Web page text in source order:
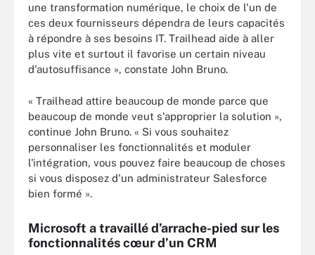
une transformation numérique, le choix de l'un de
ces deux fournisseurs dépendra de leurs capacités
à répondre à ses besoins IT. Trailhead aide à aller
plus vite et surtout il favorise un certain niveau
d'autosuffisance », constate John Bruno.
« Trailhead attire beaucoup de monde parce que
beaucoup de monde veut s'approprier la solution »,
continue John Bruno. « Si vous souhaitez
personnaliser les fonctionnalités et moduler
l'intégration, vous pouvez faire beaucoup de choses
si vous disposez d'un administrateur Salesforce
bien formé ».
Microsoft a travaillé d’arrache-pied sur les
fonctionnalités cœur d’un CRM